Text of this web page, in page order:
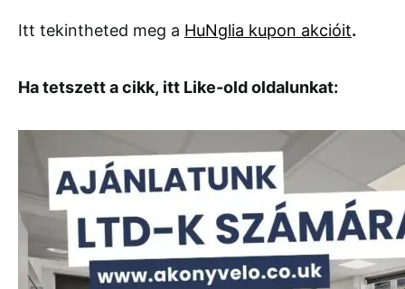
Itt tekintheted meg a HuNglia kupon akcióit.
Ha tetszett a cikk, itt Like-old oldalunkat: